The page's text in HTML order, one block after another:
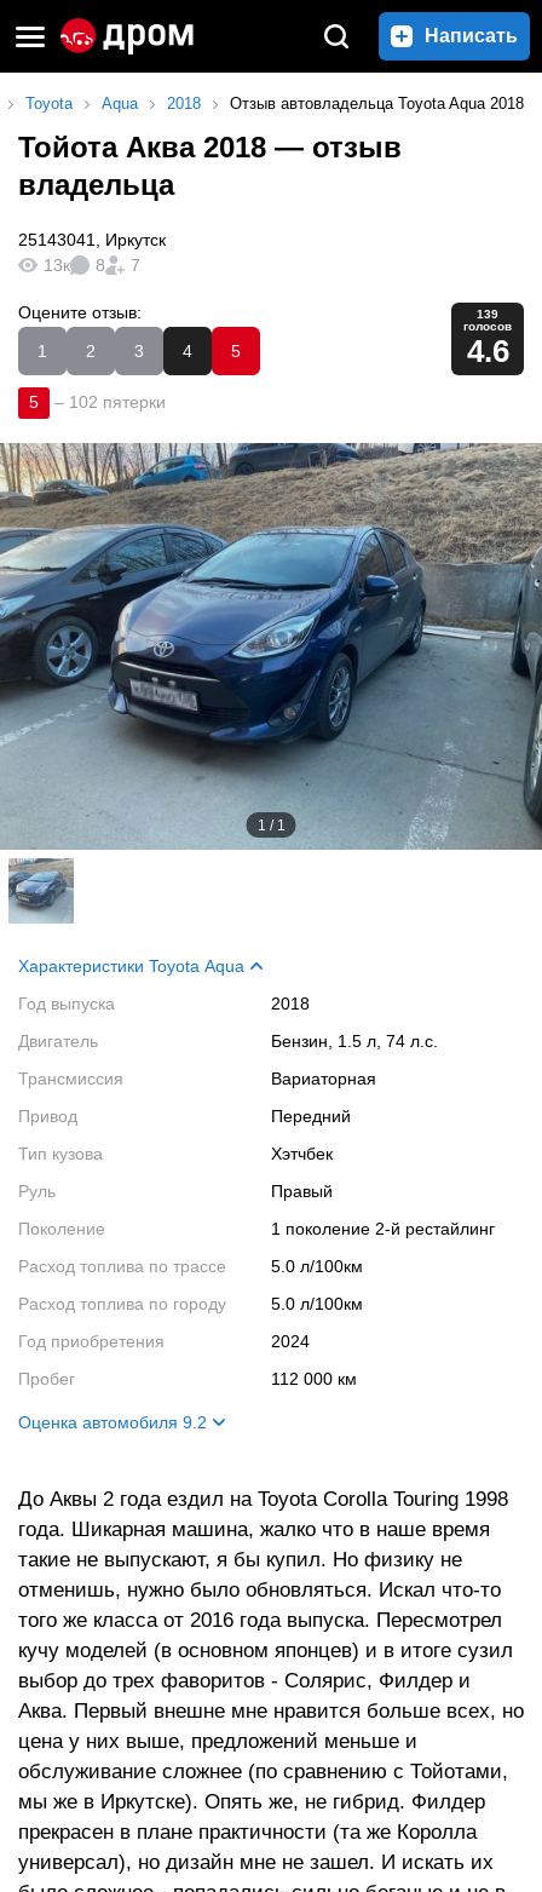
Написать
Toyota Aqua 2018 Отзыв автовладельца Toyota Aqua 2018
Тойота Аква 2018 — отзыв
владельца
25143041
Иркутск
13к
8 7
Оцените отзыв:
1
2 3 4 5
139
голосов
4.6
5 – 102 пятерки
1 / 1
Характеристики Toyota Aqua
Год выпуска
2018
Двигатель
Бензин, 1.5 л, 74 л.с.
Трансмиссия
Вариаторная
Привод
Передний
Тип кузова
Хэтчбек
Руль
Правый
Поколение
1 поколение 2-й рестайлинг
Расход топлива по трассе
5.0 л/100км
Расход топлива по городу
5.0 л/100км
Год приобретения
2024
Пробег
112 000 км
Оценка автомобиля 9.2
Салон
9
Двигатель
9
Ходовые качества
9
До Аквы 2 года ездил на Toyota Corolla Touring 1998
года. Шикарная машина, жалко что в наше время
такие не выпускают, я бы купил. Но физику не
отменишь, нужно было обновляться. Искал что-то
того же класса от 2016 года выпуска. Пересмотрел
кучу моделей (в основном японцев) и в итоге сузил
выбор до трех фаворитов - Солярис, Филдер и
Аква. Первый внешне мне нравится больше всех, но
цена у них выше, предложений меньше и
обслуживание сложнее (по сравнению с Тойотами,
мы же в Иркутске). Опять же, не гибрид. Филдер
прекрасен в плане практичности (та же Королла
универсал), но дизайн мне не зашел. И искать их